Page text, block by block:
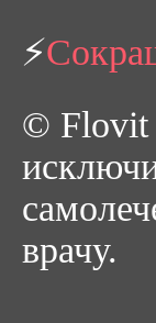
⚡
© Flovit
врачу.